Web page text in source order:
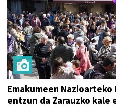
Emakumeen
entzun da Zarauzko kale